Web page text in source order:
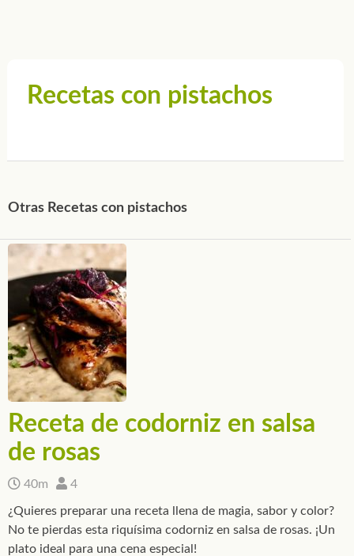
Recetas con pistachos
Otras Recetas con pistachos
Receta de codorniz en salsa
de rosas
40m 4
¿Quieres preparar una receta llena de magia, sabor y color?
No te pierdas esta riquísima codorniz en salsa de rosas. ¡Un
plato ideal para una cena especial!